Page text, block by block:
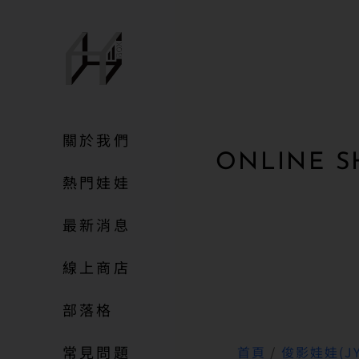
關於我們
熱門娃娃
最新消息
線上商店
部落格
常見問題
ONLINE
首頁 / 俊影娃娃